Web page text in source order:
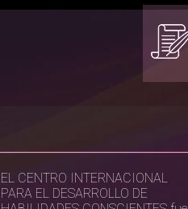
EL CENTRO INTERNACIONAL
PARA EL DESARROLLO DE